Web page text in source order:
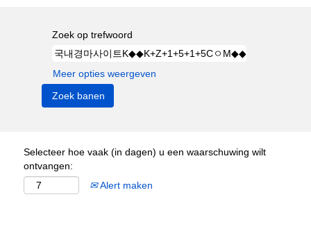
Zoek op trefwoord
Meer opties weergeven
Selecteer hoe vaak (in dagen) u een waarschuwing wilt
ontvangen:
Alert maken